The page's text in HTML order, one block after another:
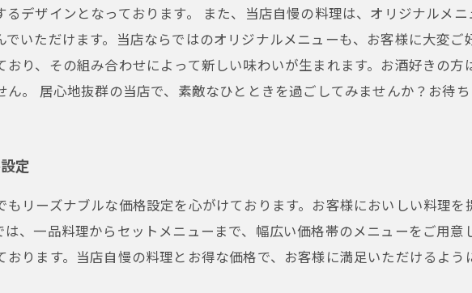
るデザインとなっております。 また、当店自慢の料理は、オリジナルメ
でいただけます。当店ならではのオリジナルメニューも、お客様に大変
おり、その組み合わせによって新しい味わいが生まれます。お酒好きの
ん。 居心地抜群の当店で、素敵なひとときを過ごしてみませんか？お待ち
定
もリーズナブルな価格設定を心がけております。お客様においしい料理
は、一品料理からセットメニューまで、幅広い価格帯のメニューをご用
おります。当店自慢の料理とお得な価格で、お客様に満足いただけるよ